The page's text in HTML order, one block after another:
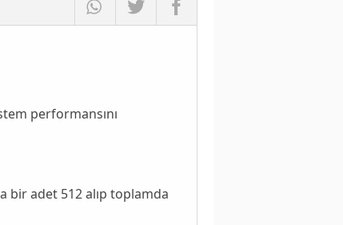
performansını
bir adet 512 alıp toplamda